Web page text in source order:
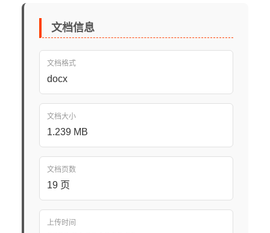
文档信息
文档格式
docx
文档大小
1.239 MB
文档页数
19 页
上传时间